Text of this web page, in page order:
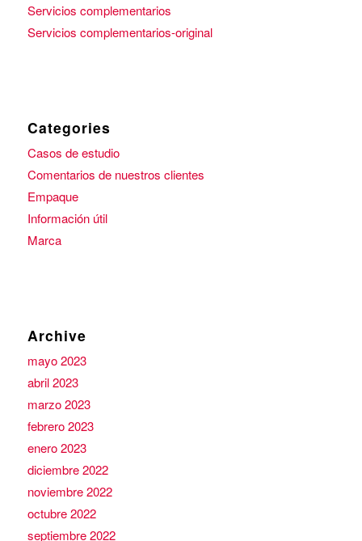
Servicios complementarios
Servicios complementarios-original
Categories
Casos de estudio
Comentarios de nuestros clientes
Empaque
Información útil
Marca
Archive
mayo 2023
abril 2023
marzo 2023
febrero 2023
enero 2023
diciembre 2022
noviembre 2022
octubre 2022
septiembre 2022